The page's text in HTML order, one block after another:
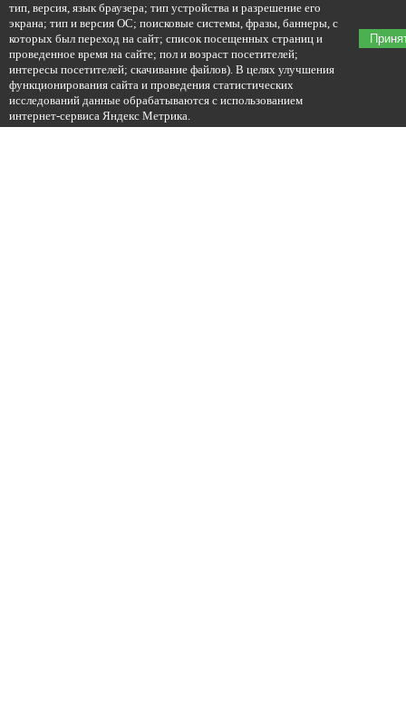
тип, версия, язык браузера; тип устройства и разрешение его
экрана; тип и версия ОС; поисковые системы, фразы, баннеры, с
которых был переход на сайт; список посещенных страниц и
проведенное время на сайте; пол и возраст посетителей;
интересы посетителей; скачивание файлов). В целях улучшения
функционирования сайта и проведения статистических
исследований данные обрабатываются с использованием
интернет-сервиса Яндекс Метрика.